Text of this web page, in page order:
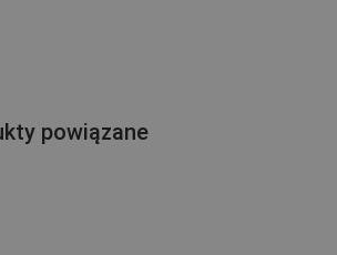
powiązane